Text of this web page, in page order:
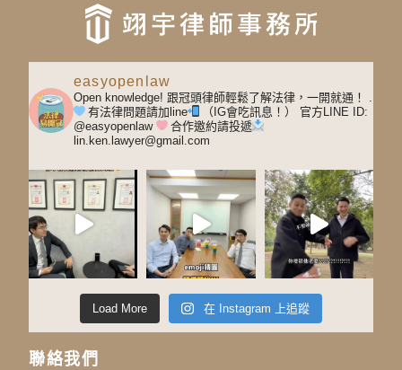
easyopenlaw
Open knowledge! 跟冠頭律師輕鬆了解法律，一開就通！
.
有法律問題請加line
（IG會吃訊息！）
官方LINE ID:
@easyopenlaw
合作邀約請投遞
lin.ken.lawyer@gmail.com
Load More 在 Instagram 上追蹤
聯絡我們